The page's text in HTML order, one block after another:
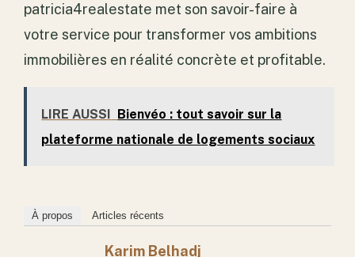
patricia4realestate met son savoir-faire à
votre service pour transformer vos ambitions
immobilières en réalité concrète et profitable.
LIRE AUSSI
Bienvéo : tout savoir sur la
plateforme nationale de logements sociaux
À propos Articles récents
Karim Belhadj